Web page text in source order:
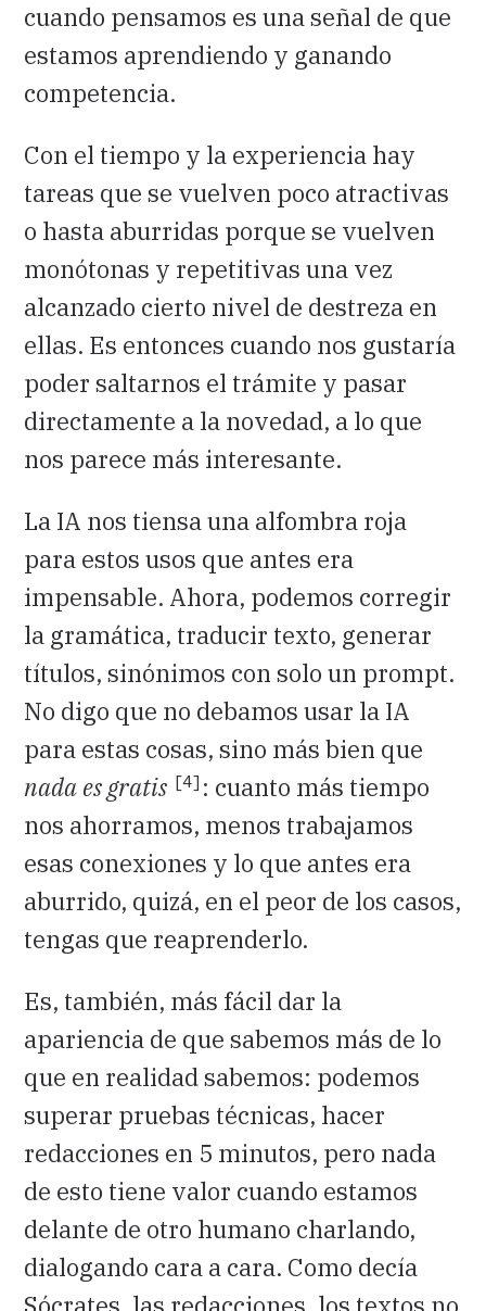
cuando pensamos es una señal de que
estamos aprendiendo y ganando
competencia.
Con el tiempo y la experiencia hay
tareas que se vuelven poco atractivas
o hasta aburridas porque se vuelven
monótonas y repetitivas una vez
alcanzado cierto nivel de destreza en
ellas. Es entonces cuando nos gustaría
poder saltarnos el trámite y pasar
directamente a la novedad, a lo que
nos parece más interesante.
La IA nos tiensa una alfombra roja
para estos usos que antes era
impensable. Ahora, podemos corregir
la gramática, traducir texto, generar
títulos, sinónimos con solo un prompt.
No digo que no debamos usar la IA
para estas cosas, sino más bien que
nada es gratis [4] : cuanto más tiempo
nos ahorramos, menos trabajamos
esas conexiones y lo que antes era
aburrido, quizá, en el peor de los casos,
tengas que reaprenderlo.
Es, también, más fácil dar la
apariencia de que sabemos más de lo
que en realidad sabemos: podemos
superar pruebas técnicas, hacer
redacciones en 5 minutos, pero nada
de esto tiene valor cuando estamos
delante de otro humano charlando,
dialogando cara a cara. Como decía